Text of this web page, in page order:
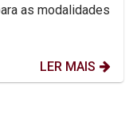
as modalidades
LER MAIS